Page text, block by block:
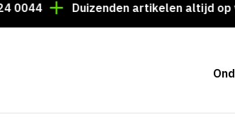
Duizenden artikelen altijd op